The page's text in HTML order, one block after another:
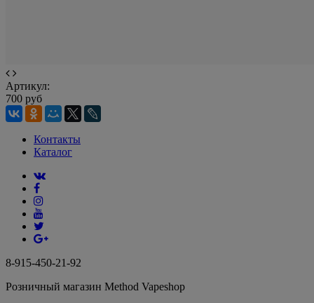
Артикул:
700 руб
Контакты
Каталог
8-915-450-21-92
Розничный магазин Method Vapeshop